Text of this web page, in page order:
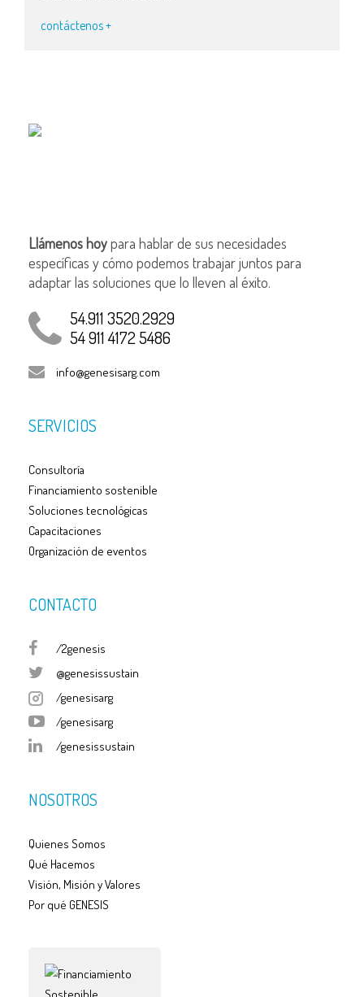
contáctenos +
Llámenos hoypara hablar de sus necesidades
específicas y cómo podemos trabajar juntos para
adaptar las soluciones que lo lleven al éxito.
54.911 3520.2929
54 911 4172 5486
info@genesisarg.com
SERVICIOS
Consultoría
Financiamiento sostenible
Soluciones tecnológicas
Capacitaciones
Organización de eventos
CONTACTO
/2genesis
@genesissustain
/genesisarg
/genesisarg
/genesissustain
NOSOTROS
Quienes Somos
Qué Hacemos
Visión, Misión y Valores
Por qué GENESIS